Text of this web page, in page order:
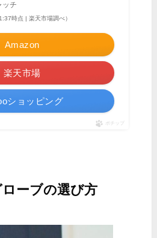
ッチ
時点 | 楽天市場調べ）
Amazon
楽天市場
ショッピング
ポチップ
ーブの選び方